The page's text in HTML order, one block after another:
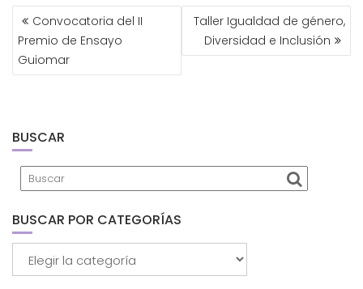
NAVEGACIÓN
DE
ENTRADAS
Convocatoria del II
Premio de Ensayo
Guiomar
Taller Igualdad de género,
Diversidad e Inclusión
BUSCAR
BUSCAR POR CATEGORÍAS